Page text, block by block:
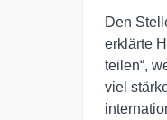
Den
erklärte
teilen“,
viel